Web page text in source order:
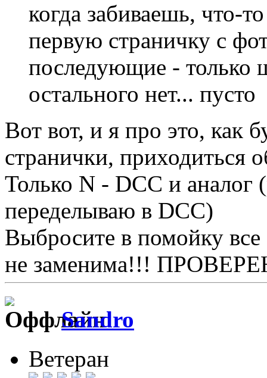
когда забиваешь, что-
первую страничку с
последующие - только
остального нет... пусто
Вот вот, и я про это, как
странички, приходиться
Только N - DCC и аналог
переделываю в DCC)
Выбросите в помойку
не заменима!!!
Sandro
Ветеран